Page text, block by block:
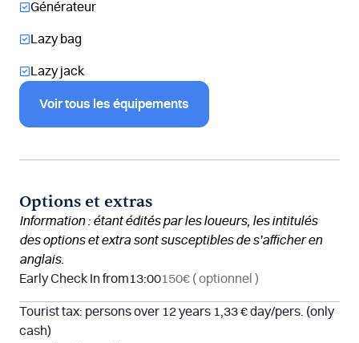
Générateur
Lazy bag
Lazy jack
Voir tous les équipements
Options et extras
Information : étant édités par les loueurs, les intitulés
des options et extra sont susceptibles de s’afficher en
anglais.
Early Check In from13:00150€ ( optionnel )
Tourist tax: persons over 12 years 1,33 € day/pers. (only
cash)